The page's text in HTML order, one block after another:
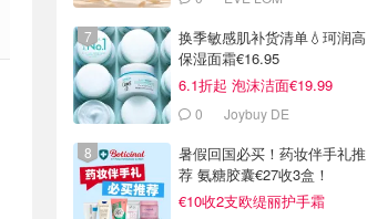
换季敏感肌补货清单💧珂润高
保湿面霜€16.95
6.1折起 泡沫洁面€19.99
0 Joybuy DE
暑假回国必买！药妆伴手礼推
荐 氨糖胶囊€27收3盒！
€10收2支欧缇丽护手霜